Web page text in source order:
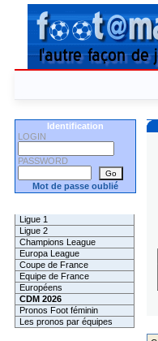
Identification
LOGIN
PASSWORD
Mot de passe oublié
Ligue 1
Ligue 2
Champions League
Europa League
Coupe de France
Equipe de France
Européens
CDM 2026
Pronos Foot féminin
Les pronos par équipes